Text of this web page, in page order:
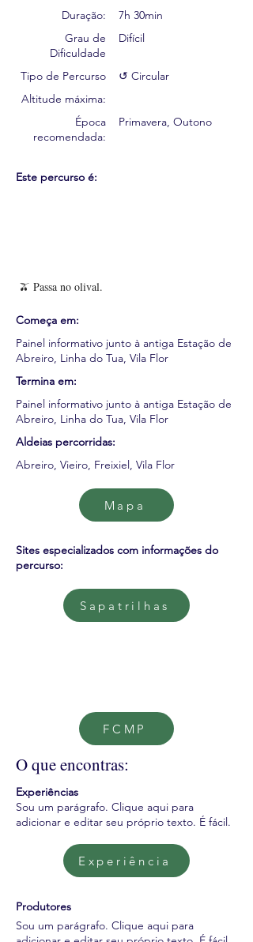
Duração:
Grau de
Dificuldade
Tipo de Percurso
Altitude máxima:
Época
recomendada:
7h 30min
Difícil
↺ Circular
Primavera, Outono
Este percurso é:
🫒 Passa no olival.
Começa em:
Painel informativo junto à antiga Estação de
Abreiro, Linha do Tua, Vila Flor
Termina em:
Painel informativo junto à antiga Estação de
Abreiro, Linha do Tua, Vila Flor
Aldeias percorridas:
Abreiro, Vieiro, Freixiel, Vila Flor
Mapa
Sites especializados com informações do
percurso:
Sapatrilhas
FCMP
O que encontras:
Sou um parágrafo. Clique aqui para
adicionar e editar seu próprio texto. É fácil.
Experiência
Experiências
Produtores
Sou um parágrafo. Clique aqui para